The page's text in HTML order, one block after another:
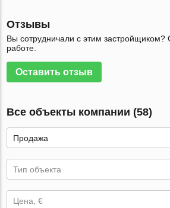
Отзывы
Вы сотрудничали с этим застройщиком?
работе.
Оставить отзыв
Все объекты компании (58)
Продажа
Тип объекта
Цена, €